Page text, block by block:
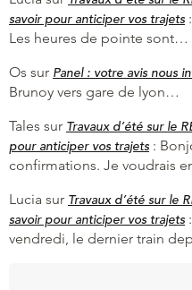
savoir pour anticiper vos trajets :
Les heures de pointe sont…
Os sur Panel : votre avis nous
Brunoy vers gare de lyon…
Tales sur Travaux d’été sur le
pour anticiper vos trajets :
confirmations. Je voudrais
Lucia sur Travaux d’été sur le
savoir pour anticiper vos trajets :
vendredi, le dernier train